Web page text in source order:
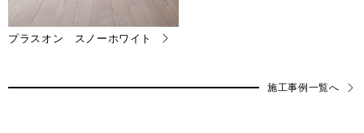
プラスオン スノーホワイト
施工事例一覧へ